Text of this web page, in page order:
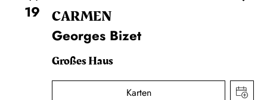
19
CARMEN
Georges Bizet
Großes Haus
Karten